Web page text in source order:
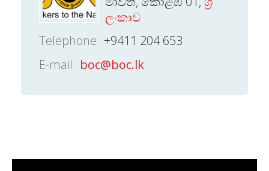
ලංකාව
Telephone +9411 204 653
E-mail boc@boc.lk